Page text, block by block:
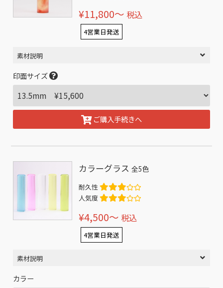
¥11,800〜 税込
4営業日発送
素材説明
印面サイズ
ご購入手続きへ
カラーグラス全5色
耐久性
人気度
¥4,500〜 税込
4営業日発送
素材説明
カラー